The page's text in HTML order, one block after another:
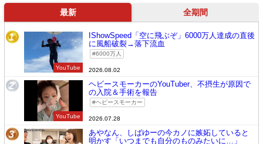
最新 全期間
1
YouTube
IShowSpeed「空に飛ぶぞ」6000万人達成の直後
に風船破裂→落下流血
6000万人
2026.08.02
2
YouTube
ヘビースモーカーのYouTuber、不摂生が原因で
の入院＆手術を報告
ヘビースモーカー
2026.07.28
3
あやなん、しばゆーの今カノに嫉妬していると
明かす「いつまでも自分のものみたいに…」